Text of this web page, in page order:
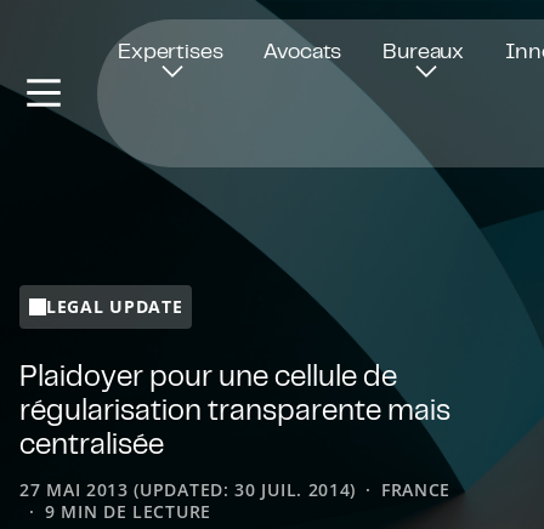
Expertises Avocats Bureaux
LEGAL UPDATE
Plaidoyer pour une cellule de
régularisation transparente mais
centralisée
27 MAI 2013 (UPDATED: 30 JUIL. 2014)
FRANCE
9 MIN DE LECTURE
Ouvre dans une nouvelle fenêtre